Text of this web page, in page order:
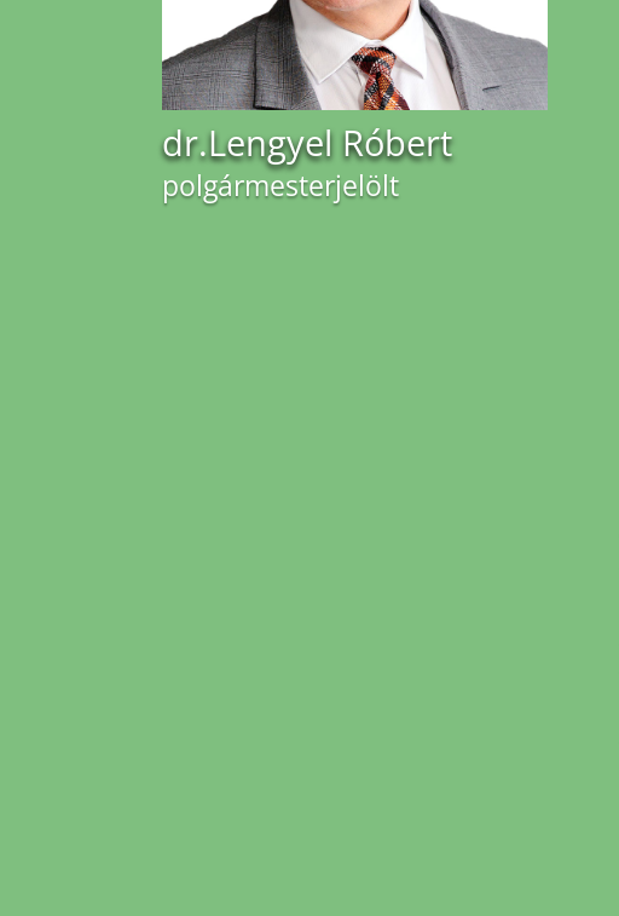
dr.Lengyel Róbert
polgármesterjelölt